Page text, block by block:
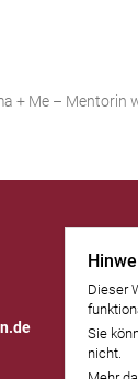
+ Me – Mentorin
Dieser
Sie
nicht.